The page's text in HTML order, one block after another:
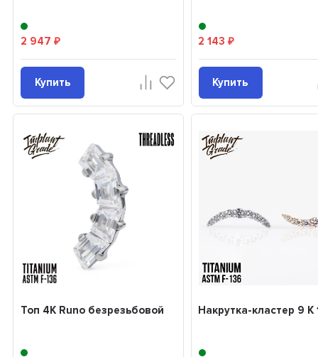
2 947₽
Купить
2 143₽
Купить
Топ 4К Runo безрезьбовой Накрутка-кластер 9 K